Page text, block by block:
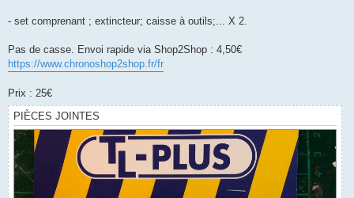
- set comprenant ; extincteur; caisse à outils;... X 2.
Pas de casse. Envoi rapide via Shop2Shop : 4,50€
https://www.chronoshop2shop.fr/fr
Prix : 25€
PIÈCES JOINTES